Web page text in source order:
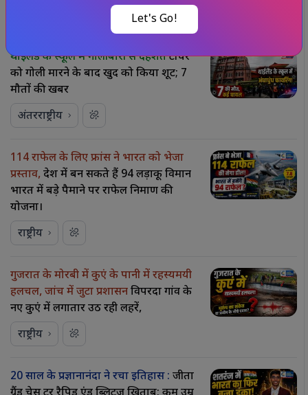
Let's Go!
संबंधित समाचार
थाईलैंड के स्कूल में गोलीबारी से दहशतटीचर
को गोली मारने के बाद खुद को किया शूट; 7
मौतों की खबर
अंतरराष्ट्रीय
114 राफेल के लिए फ्रांस ने भारत को भेजा
प्रस्ताव,देश में बन सकते हैं 94 लड़ाकू विमान
भारत में बड़े पैमाने पर राफेल निर्माण की
योजना।
राष्ट्रीय
गुजरात के मोरबी में कुएं के पानी में रहस्यमयी
हलचल, जांच में जुटा प्रशासनविपरदा गांव के
नए कुएं में लगातार उठ रही लहरें,
राष्ट्रीय
20 साल के प्रज्ञानानंदा ने रचा इतिहास : जीता